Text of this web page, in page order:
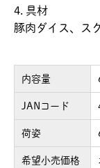
4. 具材
豚肉ダイス、ス
内容量
JANコード
荷姿
希望小売価格